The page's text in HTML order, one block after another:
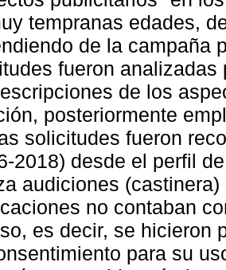
tempranas edades,
de la campaña
fueron
de los
posteriormente
solicitudes fueron
2018) desde el perfil
audiciones
no contaban
es decir, se hicieron
para su